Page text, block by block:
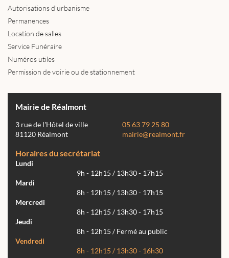
Autorisations d'urbanisme
Permanences
Location de salles
Service Funéraire
Numéros utiles
Permission de voirie ou de stationnement
Mairie de Réalmont
3 rue de l'Hôtel de ville
81120 Réalmont
05 63 79 25 80
mairie@realmont.fr
Horaires du secrétariat
Lundi
9h - 12h15 / 13h30 - 17h15
Mardi
8h - 12h15 / 13h30 - 17h15
Mercredi
8h - 12h15 / 13h30 - 17h15
Jeudi
8h - 12h15 / Fermé au public
Vendredi
8h - 12h15 / 13h30 - 16h30